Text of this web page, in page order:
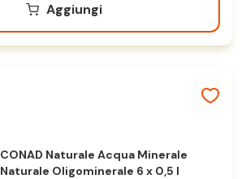
Aggiungi
CONAD Naturale Acqua Minerale
Naturale Oligominerale 6 x 0,5 l